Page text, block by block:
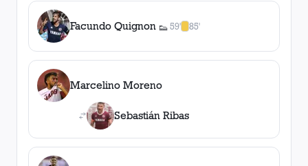
Facundo Quignon 👟
1asistencia
59' 85'
1amarilla
Marcelino Moreno
Sebastián Ribas